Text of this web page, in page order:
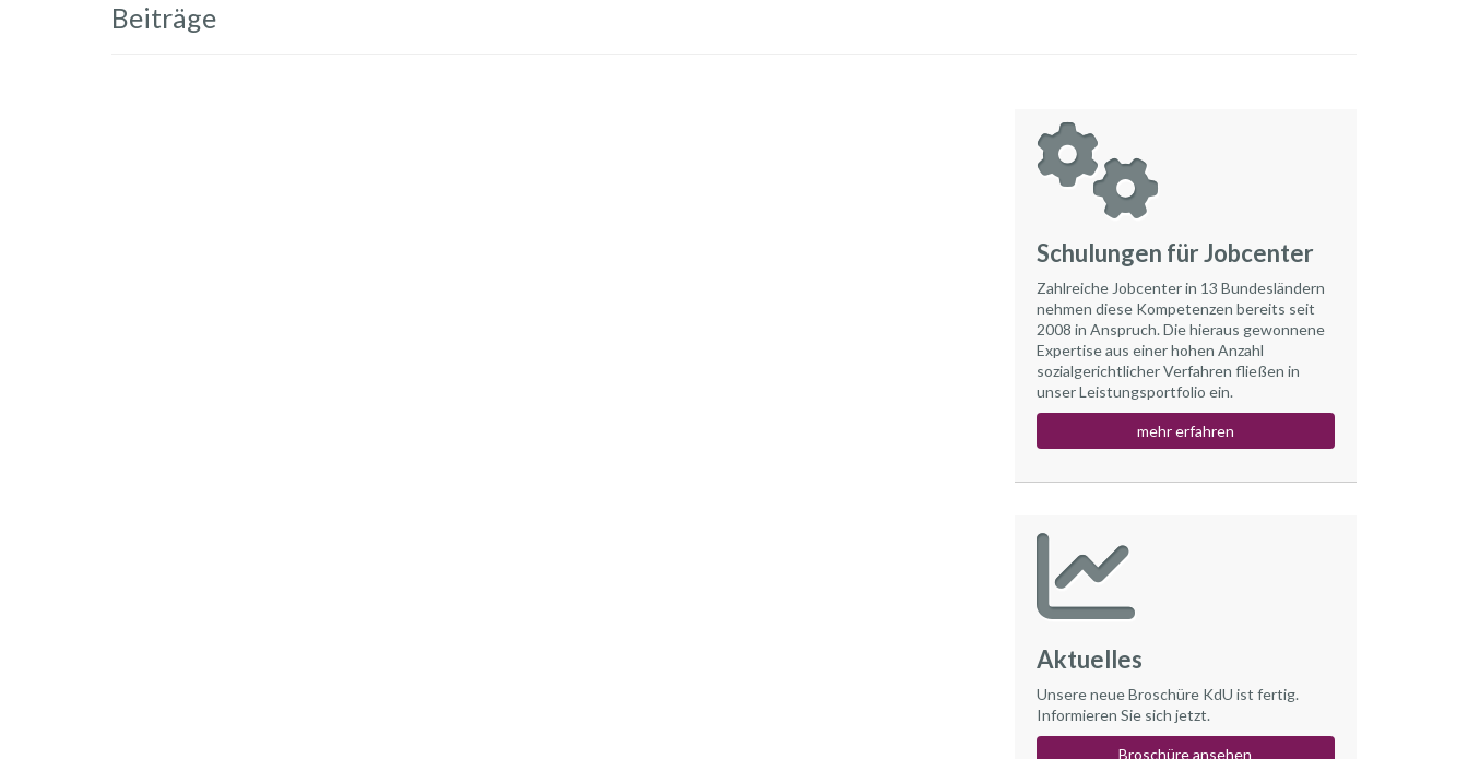
Beiträge
Schulungen für Jobcenter
Zahlreiche Jobcenter in 13 Bundesländern
nehmen diese Kompetenzen bereits seit
2008 in Anspruch. Die hieraus gewonnene
Expertise aus einer hohen Anzahl
sozialgerichtlicher Verfahren fließen in
unser Leistungsportfolio ein.
mehr erfahren
Aktuelles
Unsere neue Broschüre KdU ist fertig.
Informieren Sie sich jetzt.
Broschüre ansehen